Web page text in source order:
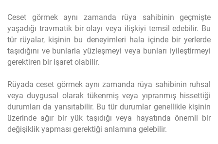
Ceset görmek aynı zamanda rüya sahibinin geçmişte
yaşadığı travmatik bir olayı veya ilişkiyi temsil edebilir. Bu
tür rüyalar, kişinin bu deneyimleri hala içinde bir yerlerde
taşıdığını ve bunlarla yüzleşmeyi veya bunları iyileştirmeyi
gerektiren bir işaret olabilir.
Rüyada ceset görmek aynı zamanda rüya sahibinin ruhsal
veya duygusal olarak tükenmiş veya yıpranmış hissettiği
durumları da yansıtabilir. Bu tür durumlar genellikle kişinin
üzerinde ağır bir yük taşıdığı veya hayatında önemli bir
değişiklik yapması gerektiği anlamına gelebilir.